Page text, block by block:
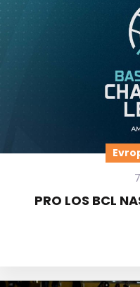
PRO LOS BCL